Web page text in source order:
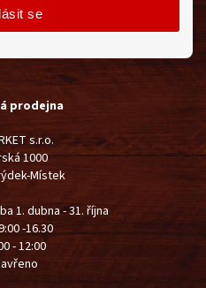
prodejna
s.r.o.
1000
Místek
1. dubna - 31. října
-16.30
- 12:00
se